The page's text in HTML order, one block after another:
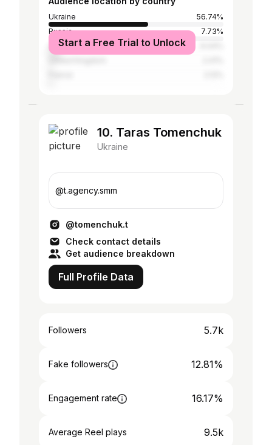
Ukraine
56.74%
Russia
7.73%
United States
Start a Free Trial to Unlock
10. Taras Tomenchuk
Ukraine
@t.agency.smm
@tomenchuk.t
Check contact details
Get audience breakdown
Full Profile Data
Followers 5.7k
Fake followers 12.81%
Engagement rate 16.17%
Average Reel plays 9.5k